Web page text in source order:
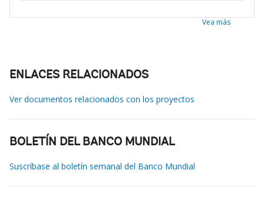
Vea más
ENLACES RELACIONADOS
Ver documentos relacionados con los proyectos
BOLETÍN DEL BANCO MUNDIAL
Suscríbase al boletín semanal del Banco Mundial